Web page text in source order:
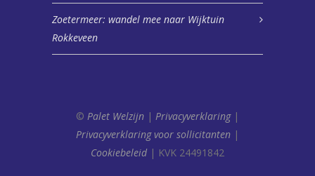
Zoetermeer: wandel mee naar Wijktuin
Rokkeveen
© Palet Welzijn | Privacyverklaring|
Privacyverklaring voor sollicitanten |
Cookiebeleid| KVK 24491842